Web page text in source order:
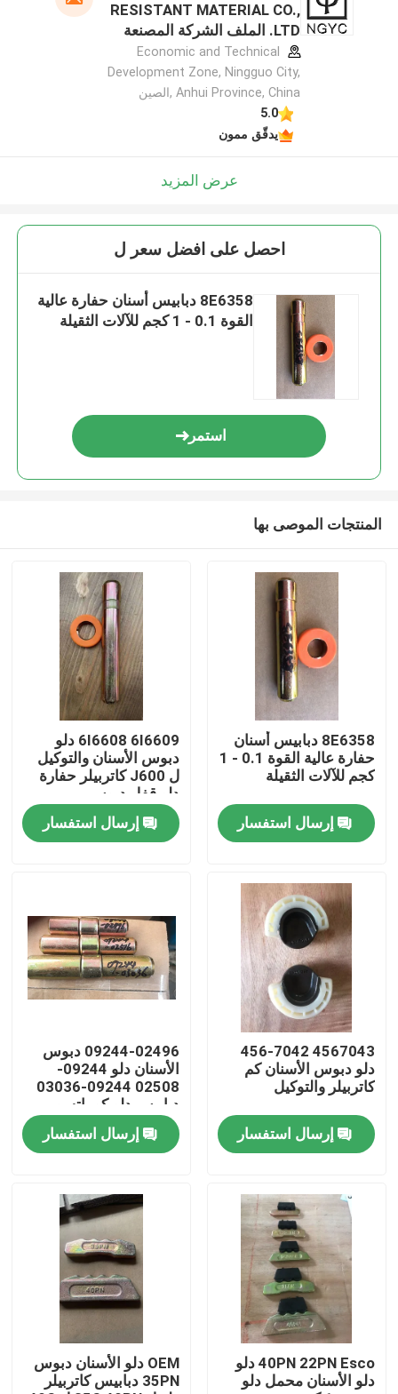
منتجات
معلومات عنا
جولة في المعمل
أخبار
اطلب اقتباس
كوماتسو حفارة دلو الأسنان
حفارة الكسارة الأسنان
RESISTANT MATERIAL CO.,
LTD. الملف الشركة المصنعة
Economic and Technical
Development Zone, Ningguo City,
Anhui Province, China ,الصين
5.0
يدقّق ممون
عرض المزيد
احصل على افضل سعر ل
8E6358 دبابيس أسنان حفارة عالية
القوة 0.1 - 1 كجم للآلات الثقيلة
استمر
المنتجات الموصى بها
8E6358 دبابيس أسنان
حفارة عالية القوة 0.1 - 1
كجم للآلات الثقيلة
إرسال استفسار
6I6608 6I6609 دلو
دبوس الأسنان والتوكيل
ل J600 كاتربيلر حفارة
دلو قفل دبوس
إرسال استفسار
4567043 456-7042
دلو دبوس الأسنان كم
كاتربيلر والتوكيل
إرسال استفسار
09244-02496 دبوس
الأسنان دلو 09244-
02508 09244-03036
دبابيس دلو كوماتسو
إرسال استفسار
40PN 22PN Esco دلو
دلو الأسنان محمل دلو
OEM دلو الأسنان دبوس
35PN دبابيس كاتربيلر